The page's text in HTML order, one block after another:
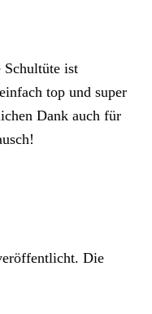
Schultüte ist
top und super
Dank auch für
Die